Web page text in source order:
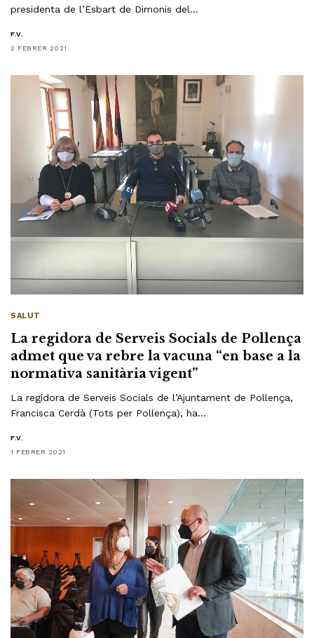
presidenta de l’Esbart de Dimonis del…
F.V.
2 FEBRER 2021
SALUT
La regidora de Serveis Socials de Pollença
admet que va rebre la vacuna “en base a la
normativa sanitària vigent”
La regidora de Serveis Socials de l’Ajuntament de Pollença,
Francisca Cerdà (Tots per Pollença), ha…
F.V.
1 FEBRER 2021